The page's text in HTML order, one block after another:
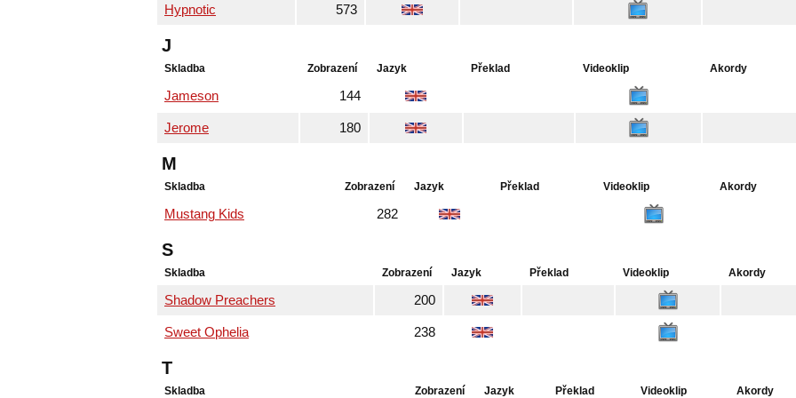
Hypnotic 573
J
Skladba Zobrazení Jazyk Překlad Videoklip Akordy
Jameson 144
Jerome 180
M
Skladba Zobrazení Jazyk Překlad Videoklip Akordy
Mustang Kids 282
S
Skladba Zobrazení Jazyk Překlad Videoklip Akordy
Shadow Preachers 200
Sweet Ophelia 238
T
Skladba Zobrazení Jazyk Překlad Videoklip Akordy